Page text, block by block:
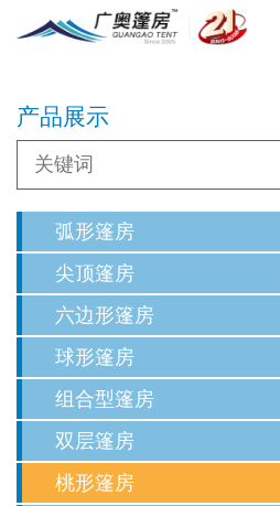
产品展示
弧形篷房
尖顶篷房
六边形篷房
球形篷房
组合型篷房
双层篷房
桃形篷房